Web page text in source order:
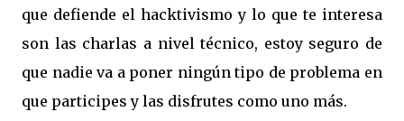
que defiende el hacktivismo y lo que te interesa
son las charlas a nivel técnico, estoy seguro de
que nadie va a poner ningún tipo de problema en
que participes y las disfrutes como uno más.